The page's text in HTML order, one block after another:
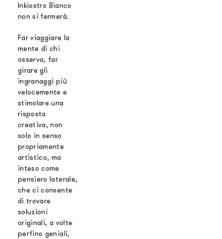
Inkiostro Bianco
non si fermerà.
Far viaggiare la
mente di chi
osserva, far
girare gli
ingranaggi più
velocemente e
stimolare una
risposta
creativa, non
solo in senso
propriamente
artistico, ma
inteso come
pensiero laterale,
che ci consente
di trovare
soluzioni
originali, a volte
perfino geniali,